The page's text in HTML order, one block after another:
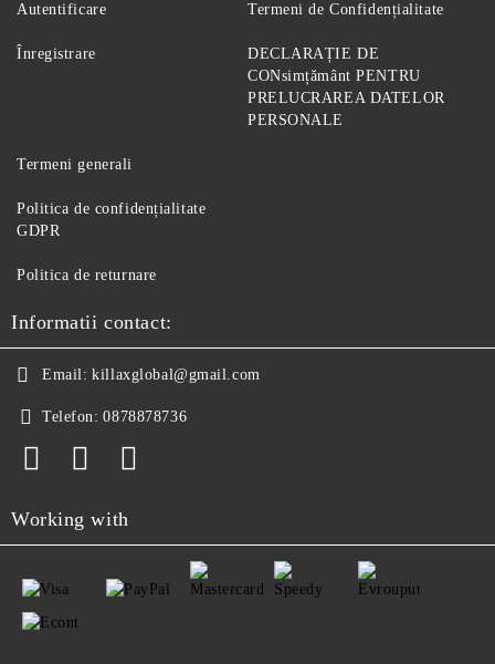
Autentificare
Înregistrare
Termeni de Confidențialitate
DECLARAȚIE DE
CONsimțământ PENTRU
PRELUCRAREA DATELOR
PERSONALE
Termeni generali
Politica de confidențialitate
GDPR
Politica de returnare
Informatii contact:
Email: killaxglobal@gmail.com
Telefon: 0878878736
Working with